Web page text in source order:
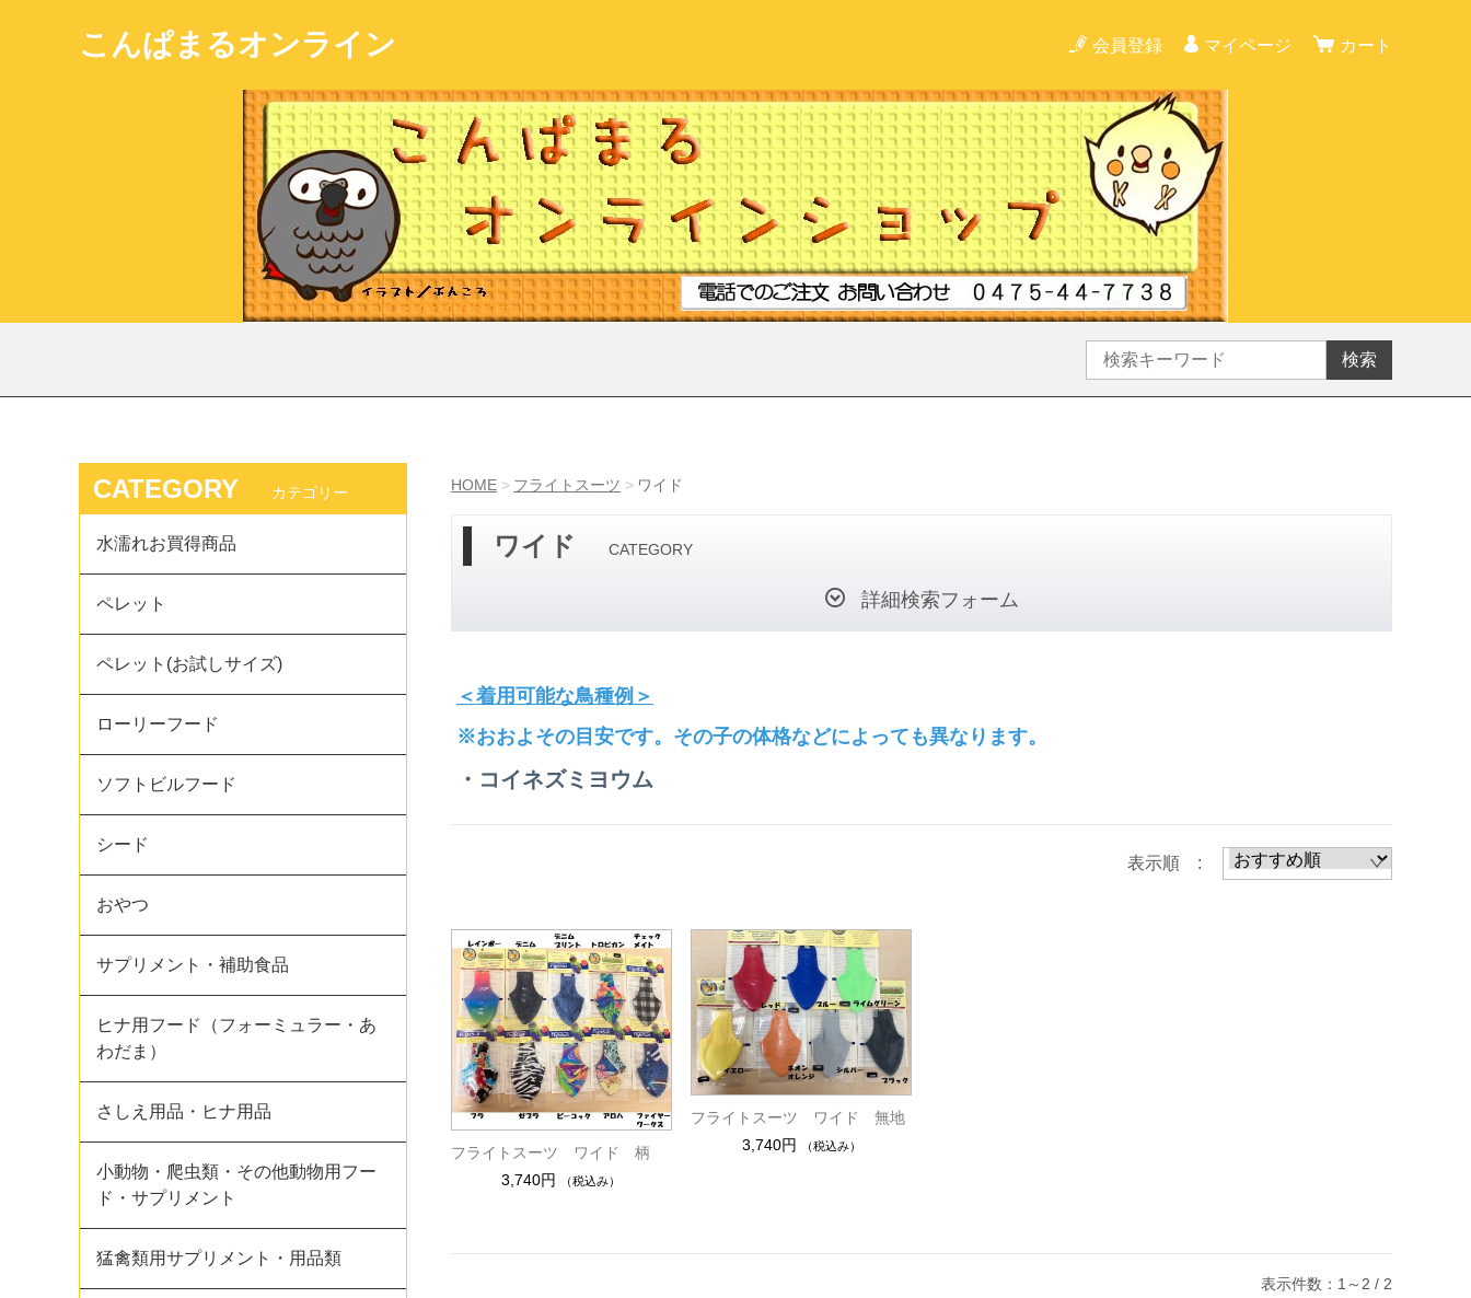
こんぱまるオンライン 会員登録 マイページ カート
検索
HOME フライトスーツ ワイド
ワイド CATEGORY
詳細検索フォーム
＜着用可能な鳥種例＞
※おおよその目安です。その子の体格などによっても異なります。
・コイネズミヨウム
表示順 :
フライトスーツ ワイド 柄
3,740円
（税込み）
フライトスーツ ワイド 無地
3,740円
（税込み）
表示件数：1～2 / 2
CATEGORY カテゴリー
水濡れお買得商品
ペレット
ペレット(お試しサイズ)
ローリーフード
ソフトビルフード
シード
おやつ
サプリメント・補助食品
ヒナ用フード（フォーミュラー・あ
わだま）
さしえ用品・ヒナ用品
小動物・爬虫類・その他動物用フー
ド・サプリメント
猛禽類用サプリメント・用品類